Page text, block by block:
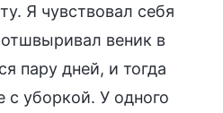
Я чувствовал себя
веник в
пару дней, и тогда
с уборкой. У одного